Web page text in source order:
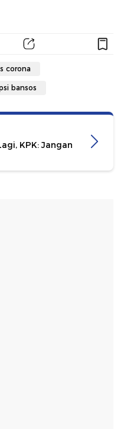
corona
bansos
KPK: Jangan